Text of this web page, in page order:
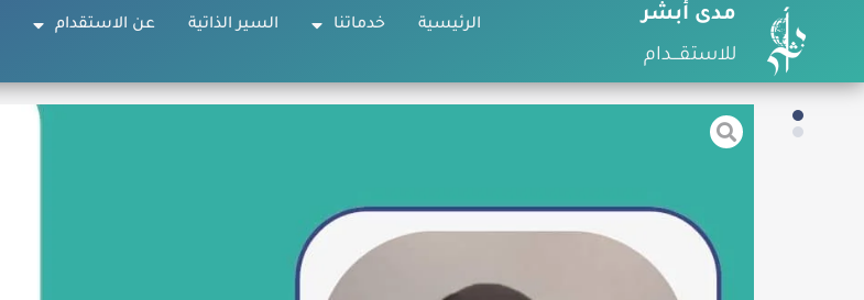
مدى أبشر
للاستقـــدام
الرئيسية خدماتنا السير الذاتية عن الاستقدام